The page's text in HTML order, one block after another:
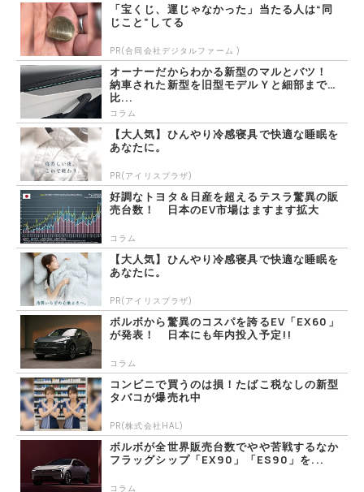
「宝くじ、運じゃなかった」当たる人は“同
じこと”してる
PR(合同会社デジタルファーム )
オーナーだからわかる新型のマルとバツ！
納車された新型を旧型モデルＹと細部まで
比...
コラム
【大人気】ひんやり冷感寝具で快適な睡眠を
あなたに。
PR(アイリスプラザ)
好調なトヨタ＆日産を超えるテスラ驚異の販
売台数！ 日本のEV市場はますます拡大
コラム
【大人気】ひんやり冷感寝具で快適な睡眠を
あなたに。
PR(アイリスプラザ)
ボルボから驚異のコスパを誇るEV「EX60」
が発表！ 日本にも年内投入予定!!
コラム
コンビニで買うのは損！たばこ税なしの新型
タバコが爆売れ中
PR(株式会社HAL)
ボルボが全世界販売台数でやや苦戦するなか
フラッグシップ「EX90」「ES90」を...
コラム